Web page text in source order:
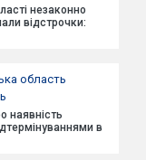
незаконно
відстрочки:
область
наявність
в